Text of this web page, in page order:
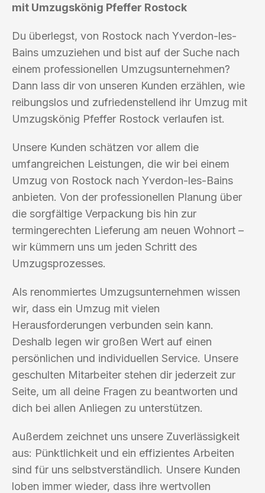
mit Umzugskönig Pfeffer Rostock
Du überlegst, von Rostock nach Yverdon-les-
Bains umzuziehen und bist auf der Suche nach
einem professionellen Umzugsunternehmen?
Dann lass dir von unseren Kunden erzählen, wie
reibungslos und zufriedenstellend ihr Umzug mit
Umzugskönig Pfeffer Rostock verlaufen ist.
Unsere Kunden schätzen vor allem die
umfangreichen Leistungen, die wir bei einem
Umzug von Rostock nach Yverdon-les-Bains
anbieten. Von der professionellen Planung über
die sorgfältige Verpackung bis hin zur
termingerechten Lieferung am neuen Wohnort –
wir kümmern uns um jeden Schritt des
Umzugsprozesses.
Als renommiertes Umzugsunternehmen wissen
wir, dass ein Umzug mit vielen
Herausforderungen verbunden sein kann.
Deshalb legen wir großen Wert auf einen
persönlichen und individuellen Service. Unsere
geschulten Mitarbeiter stehen dir jederzeit zur
Seite, um all deine Fragen zu beantworten und
dich bei allen Anliegen zu unterstützen.
Außerdem zeichnet uns unsere Zuverlässigkeit
aus: Pünktlichkeit und ein effizientes Arbeiten
sind für uns selbstverständlich. Unsere Kunden
loben immer wieder, dass ihre wertvollen